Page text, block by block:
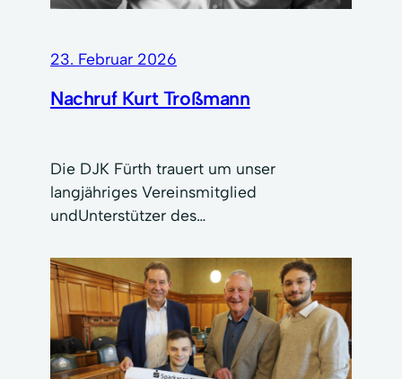
23. Februar 2026
Nachruf Kurt Troßmann
Die DJK Fürth trauert um unser
langjähriges Vereinsmitglied
undUnterstützer des…